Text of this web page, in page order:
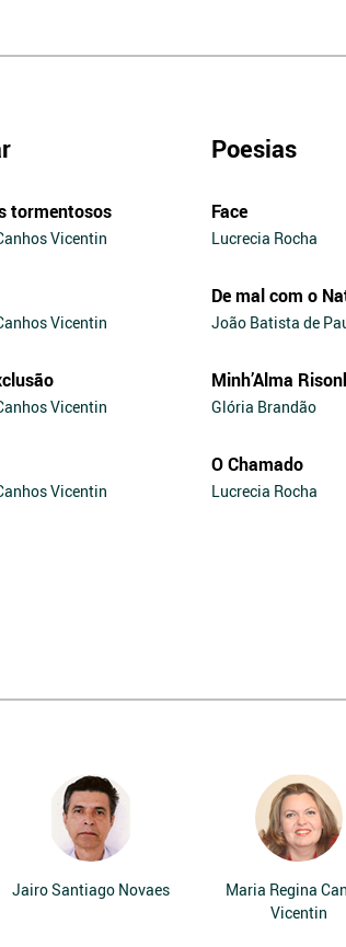
tormentosos
Vicentin
Vicentin
Vicentin
Vicentin
Poesias
Face
Lucrecia Rocha
De mal com o
João Batista de
Minh’Alma
Glória Brandão
O Chamado
Lucrecia Rocha
Jairo Santiago Novaes
Maria Regina
Vicentin